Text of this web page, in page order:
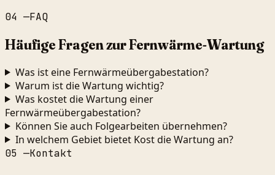
04 —FAQ
Häufige Fragen zur Fernwärme-Wartung
Was ist eine Fernwärmeübergabestation?
Warum ist die Wartung wichtig?
Was kostet die Wartung einer
Fernwärmeübergabestation?
Können Sie auch Folgearbeiten übernehmen?
In welchem Gebiet bietet Kost die Wartung an?
05 —Kontakt